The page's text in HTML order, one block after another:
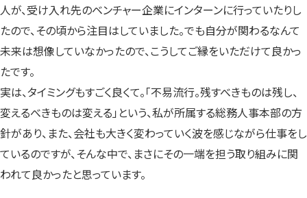
人が、受け入れ先のベンチャー企業にインターンに行っていたりし
たので、その頃から注目はしていました。でも自分が関わるなんて
未来は想像していなかったので、こうしてご縁をいただけて良かっ
たです。
実は、タイミングもすごく良くて。「不易流行。残すべきものは残し、
変えるべきものは変える」という、私が所属する総務人事本部の方
針があり、また、会社も大きく変わっていく波を感じながら仕事をし
ているのですが、そんな中で、まさにその一端を担う取り組みに関
われて良かったと思っています。